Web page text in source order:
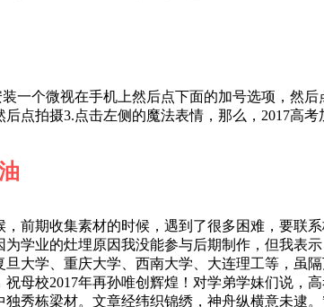
装一个微视在手机上然后点下面的加号选项，然
点拍摄3.点击左侧的魔法表情，那么，2017高考
前期收集素材的时候，遇到了很多困难，要联
为学业的灶埋原因我没能参与后期制作，但我表
大学、重庆大学、西南大学、大连理工等，虽
母校2017年再孙唯创辉煌！对学弟学妹们说，
秀栋梁材。文章经纬织锦绣，神舟纵横意未逮。